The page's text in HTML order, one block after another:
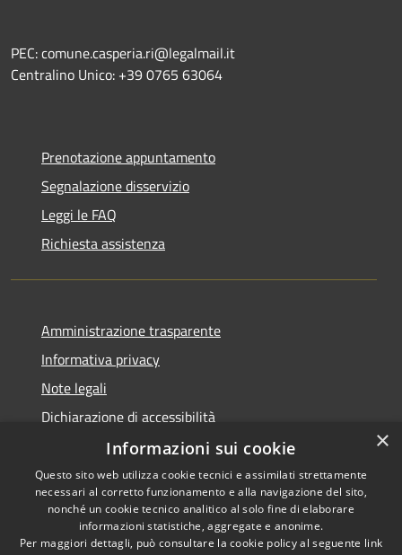
PEC: comune.casperia.ri@legalmail.it
Centralino Unico: +39 0765 63064
Prenotazione appuntamento
Segnalazione disservizio
Leggi le FAQ
Richiesta assistenza
Amministrazione trasparente
Informativa privacy
Note legali
Dichiarazione di accessibilità
Accessibilità
Privacy
Copyright © 2026 • Comune di
Casperia • Powered by
Municipium•Accesso
×
Informazioni sui cookie
Questo sito web utilizza cookie tecnici e assimilati strettamente
necessari al corretto funzionamento e alla navigazione del sito,
nonché un cookie tecnico analitico al solo fine di elaborare
informazioni statistiche, aggregate e anonime.
Per maggiori dettagli, può consultare la cookie policy al seguente link